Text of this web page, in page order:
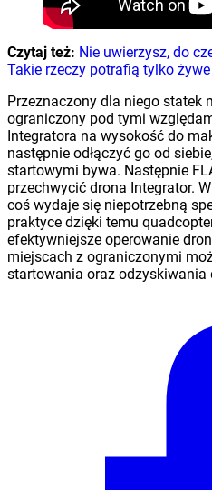
Czytaj też: Nie uwierzysz, do
Takie rzeczy potrafią tylko
Przeznaczony dla niego statek
ograniczony pod tymi
Integratora na wysokość do
następnie odłączyć go od
startowymi bywa. Następnie
przechwycić drona Integrator.
coś wydaje się niepotrzebną
praktyce dzięki temu
efektywniejsze operowanie
miejscach z ograniczonymi
startowania oraz odzyskiwania